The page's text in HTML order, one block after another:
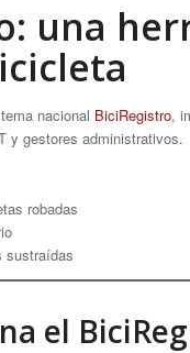
una
nacional BiciRegistro,
y gestores administrativos.
robadas
sustraídas
el